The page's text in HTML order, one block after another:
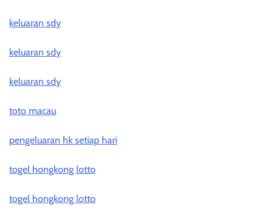
keluaran sdy
keluaran sdy
keluaran sdy
toto macau
pengeluaran hk setiap hari
togel hongkong lotto
togel hongkong lotto